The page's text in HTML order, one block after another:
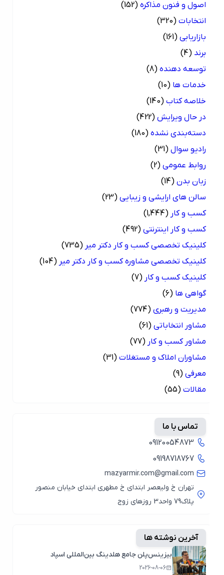
اصول و فنون مذاکره (152)
انتخابات (320)
بازاریابی (161)
(4)
توسعه دهنده (8)
خدمات ها (10)
خلاصه کتاب (140)
در حال ویرایش (422)
دسته‌بندی نشده (180)
رادیو سوال (31)
روابط عمومی (2)
زبان بدن (14)
سالن های ارایشی و زیبایی (23)
کسب و کار (1,444)
کسب و کار اینترنتی (492)
کلینیک تخصصی کسب و کار دکتر میر (735)
کلینیک تخصصی مشاوره کسب و کار دکتر میر (104)
کلینیک کسب و کار (7)
گواهی ها (6)
مدیریت و رهبری (774)
مشاور انتخاباتی (61)
مشاور کسب و کار (77)
مشاوران املاک و مستغلات (31)
معرفی (9)
مقالات (55)
تماس با ما
09120054873
09198718767
mazyarmir.com@gmail.com
تهران خ ولیعصر ابتدای خ مطهری ابتدای خیابان منصور
آخرین نوشته ها
بیزینس‌پلن جامع هلدینگ بین‌المللی اسپاد
2026-08-06